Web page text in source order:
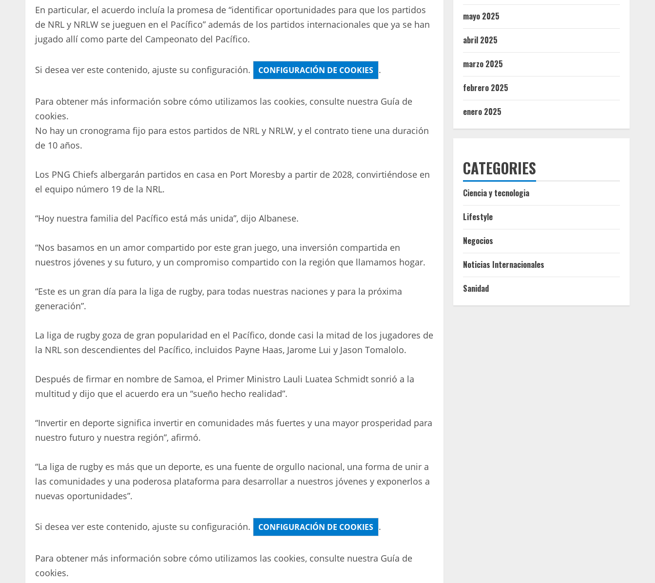
En particular, el acuerdo incluía la promesa de “identificar oportunidades para que los partidos
de NRL y NRLW se jueguen en el Pacífico” además de los partidos internacionales que ya se han
jugado allí como parte del Campeonato del Pacífico.
Si desea ver este contenido, ajuste su configuración. CONFIGURACIÓN DE COOKIES .
Para obtener más información sobre cómo utilizamos las cookies, consulte nuestra Guía de
cookies.
No hay un cronograma fijo para estos partidos de NRL y NRLW, y el contrato tiene una duración
de 10 años.
Los PNG Chiefs albergarán partidos en casa en Port Moresby a partir de 2028, convirtiéndose en
el equipo número 19 de la NRL.
“Hoy nuestra familia del Pacífico está más unida”, dijo Albanese.
“Nos basamos en un amor compartido por este gran juego, una inversión compartida en
nuestros jóvenes y su futuro, y un compromiso compartido con la región que llamamos hogar.
“Este es un gran día para la liga de rugby, para todas nuestras naciones y para la próxima
generación”.
La liga de rugby goza de gran popularidad en el Pacífico, donde casi la mitad de los jugadores de
la NRL son descendientes del Pacífico, incluidos Payne Haas, Jarome Lui y Jason Tomalolo.
Después de firmar en nombre de Samoa, el Primer Ministro Lauli Luatea Schmidt sonrió a la
multitud y dijo que el acuerdo era un “sueño hecho realidad”.
“Invertir en deporte significa invertir en comunidades más fuertes y una mayor prosperidad para
nuestro futuro y nuestra región”, afirmó.
“La liga de rugby es más que un deporte, es una fuente de orgullo nacional, una forma de unir a
las comunidades y una poderosa plataforma para desarrollar a nuestros jóvenes y exponerlos a
nuevas oportunidades”.
Si desea ver este contenido, ajuste su configuración. CONFIGURACIÓN DE COOKIES .
Para obtener más información sobre cómo utilizamos las cookies, consulte nuestra Guía de
cookies.
mayo 2025
abril 2025
marzo 2025
febrero 2025
enero 2025
CATEGORIES
Ciencia y tecnologia
Lifestyle
Negocios
Noticias Internacionales
Sanidad